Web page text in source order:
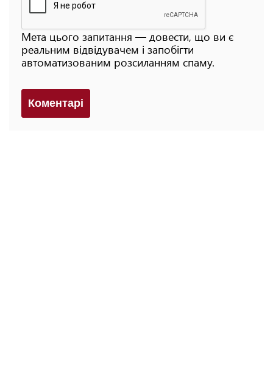
Мета цього запитання — довести, що ви є
реальним відвідувачем і запобігти
автоматизованим розсиланням спаму.
Коментарi